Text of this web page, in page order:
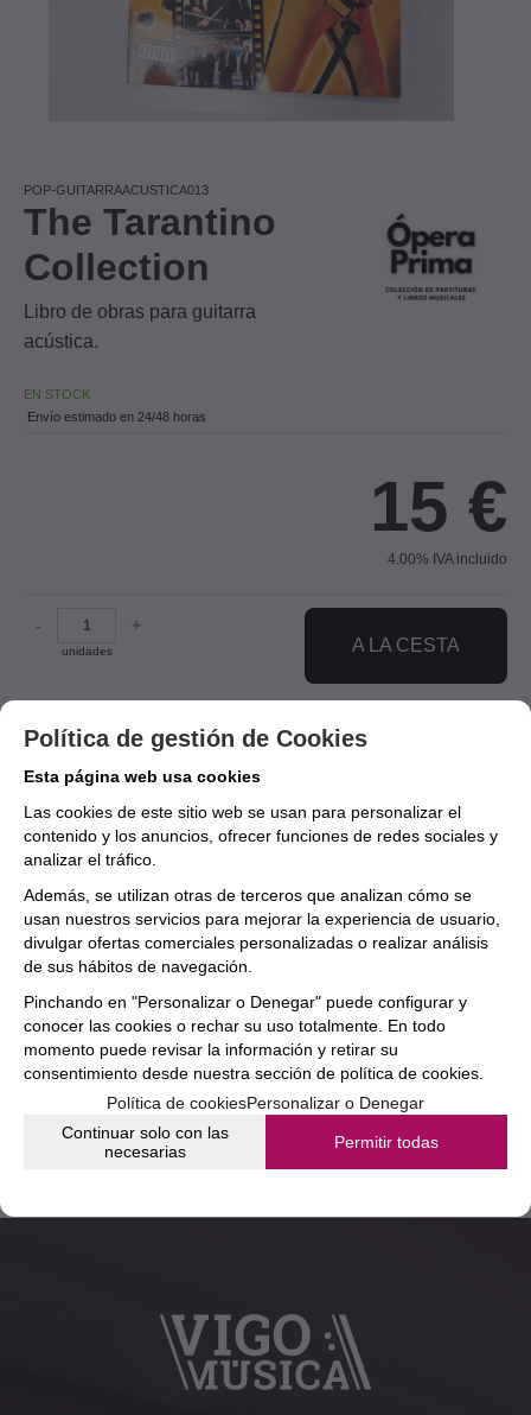
POP-GUITARRAACUSTICA013
The Tarantino
Collection
Libro de obras para guitarra
acústica.
EN STOCK
Envío estimado en 24/48 horas
15 €
4.00% IVA incluido
-
unidades
+
A LA CESTA
AUTOR
MARCA
Aún no existen valoraciones para este
producto.
Política de gestión de Cookies
Esta página web usa cookies
Las cookies de este sitio web se usan para personalizar el
contenido y los anuncios, ofrecer funciones de redes sociales y
analizar el tráfico.
Además, se utilizan otras de terceros que analizan cómo se
usan nuestros servicios para mejorar la experiencia de usuario,
divulgar ofertas comerciales personalizadas o realizar análisis
de sus hábitos de navegación.
Pinchando en "Personalizar o Denegar" puede configurar y
conocer las cookies o rechar su uso totalmente. En todo
momento puede revisar la información y retirar su
consentimiento desde nuestra sección de política de cookies.
Política de cookiesPersonalizar o Denegar
Continuar solo con las
necesarias
Permitir todas